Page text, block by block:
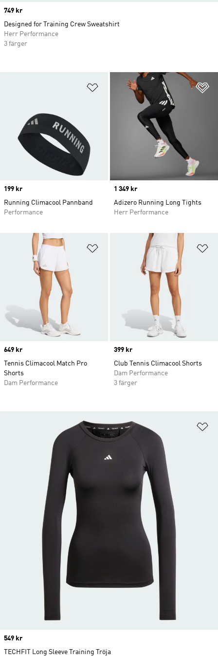
Lägg till på önskelistan
Price
199 kr
Running Climacool Pannband
Performance
Price
1 349 kr
Adizero Running Long Tights
Herr Performance
Lägg till på önskelistan
Price
649 kr
Tennis Climacool Match Pro
Shorts
Dam Performance
Price
399 kr
Club Tennis Climacool Shorts
Dam Performance
3 färger
Price
749 kr
Designed for Training Crew Sweatshirt
Herr Performance
3 färger
Price
549 kr
TECHFIT Long Sleeve Training Tröja